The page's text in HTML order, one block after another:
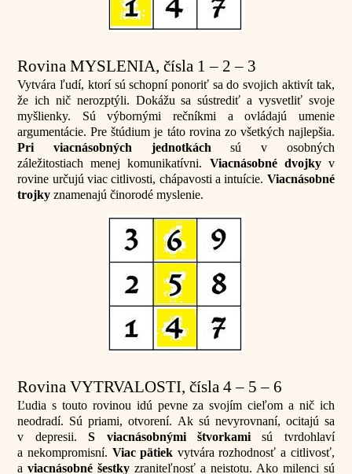
Rovina MYSLENIA, čísla 1 – 2 – 3
Vytvára ľudí, ktorí sú schopní ponoriť sa do svojich aktivít tak,
že ich nič nerozptýli. Dokážu sa sústrediť a vysvetliť svoje
myšlienky. Sú výbornými rečníkmi a ovládajú umenie
argumentácie. Pre štúdium je táto rovina zo všetkých najlepšia.
Pri viacnásobných jednotkách sú v osobných
záležitostiach menej komunikatívni. Viacnásobné dvojkyv
rovine určujú viac citlivosti, chápavosti a intuície. Viacnásobné
trojky znamenajú činorodé myslenie.
Rovina VYTRVALOSTI, čísla 4 – 5 – 6
Ľudia s touto rovinou idú pevne za svojím cieľom a nič ich
neodradí. Sú priami, otvorení. Ak sú nevyrovnaní, ocitajú sa
v depresii.S viacnásobnými štvorkamisú tvrdohlaví
a nekompromisní. Viac pätiek vytvára rozhodnosť a citlivosť,
aviacnásobné šestky zraniteľnosť a neistotu. Ako milenci sú